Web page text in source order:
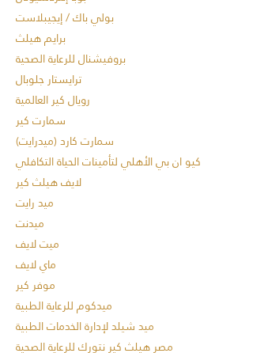
بولي باك / إيجيبلاست
برايم هيلث
بروفيشنال للرعاية الصحية
ترايستار جلوبال
رويال كير العالمية
سمارت كير
سمارت كارد (ميدرايت)
كيو ان بي الأهلي لتأمينات الحياة التكافلي
لايف هيلث كير
ميد رايت
ميدنت
ميت لايف
ماي لايف
موفر كير
ميدكوم للرعاية الطبية
ميد شيلد لإدارة الخدمات الطبية
مصر هيلث كير نتورك للرعاية الصحية